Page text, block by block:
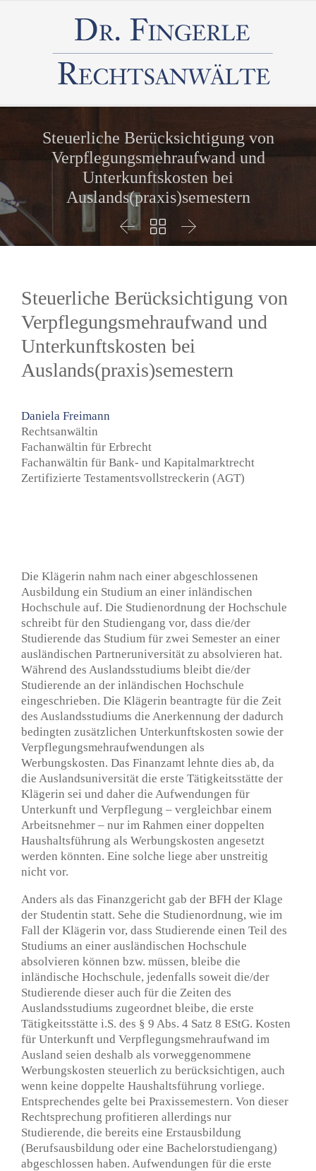
Steuerliche Berücksichtigung von
Verpflegungsmehraufwand und
Unterkunftskosten bei
Auslands(praxis)semestern
  
Steuerliche Berücksichtigung von
Verpflegungsmehraufwand und
Unterkunftskosten bei
Auslands(praxis)semestern
Daniela Freimann
Rechtsanwältin
Fachanwältin für Erbrecht
Fachanwältin für Bank- und Kapitalmarktrecht
Zertifizierte Testamentsvollstreckerin (AGT)
Die Klägerin nahm nach einer abgeschlossenen
Ausbildung ein Studium an einer inländischen
Hochschule auf. Die Studienordnung der Hochschule
schreibt für den Studiengang vor, dass die/der
Studierende das Studium für zwei Semester an einer
ausländischen Partneruniversität zu absolvieren hat.
Während des Auslandsstudiums bleibt die/der
Studierende an der inländischen Hochschule
eingeschrieben. Die Klägerin beantragte für die Zeit
des Auslandsstudiums die Anerkennung der dadurch
bedingten zusätzlichen Unterkunftskosten sowie der
Verpflegungsmehraufwendungen als
Werbungskosten. Das Finanzamt lehnte dies ab, da
die Auslandsuniversität die erste Tätigkeitsstätte der
Klägerin sei und daher die Aufwendungen für
Unterkunft und Verpflegung – vergleichbar einem
Arbeitsnehmer – nur im Rahmen einer doppelten
Haushaltsführung als Werbungskosten angesetzt
werden könnten. Eine solche liege aber unstreitig
nicht vor.
Anders als das Finanzgericht gab der BFH der Klage
der Studentin statt. Sehe die Studienordnung, wie im
Fall der Klägerin vor, dass Studierende einen Teil des
Studiums an einer ausländischen Hochschule
absolvieren können bzw. müssen, bleibe die
inländische Hochschule, jedenfalls soweit die/der
Studierende dieser auch für die Zeiten des
Auslandsstudiums zugeordnet bleibe, die erste
Tätigkeitsstätte i.S. des § 9 Abs. 4 Satz 8 EStG. Kosten
für Unterkunft und Verpflegungsmehraufwand im
Ausland seien deshalb als vorweggenommene
Werbungskosten steuerlich zu berücksichtigen, auch
wenn keine doppelte Haushaltsführung vorliege.
Entsprechendes gelte bei Praxissemestern. Von dieser
Rechtsprechung profitieren allerdings nur
Studierende, die bereits eine Erstausbildung
(Berufsausbildung oder eine Bachelorstudiengang)
abgeschlossen haben. Aufwendungen für die erste